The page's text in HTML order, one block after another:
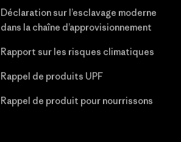
Déclaration sur l’esclavage moderne
dans la chaîne d’approvisionnement
Rapport sur les risques climatiques
Rappel de produits UPF
Rappel de produit pour nourrissons